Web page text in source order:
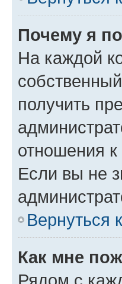
Почему я
На каждой
получить
отношения
Если вы не
Вернуться
Как мне
Рядом с